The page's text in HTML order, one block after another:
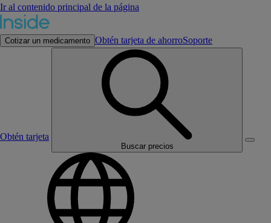
Ir al contenido principal de la página
Cotizar un medicamento Obtén tarjeta de ahorroSoporte
Obtén tarjeta
Buscar precios